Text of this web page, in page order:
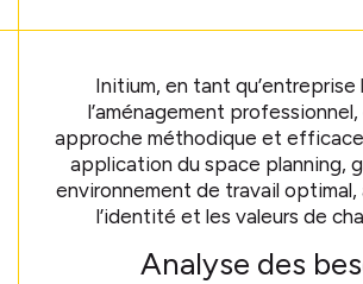
Initium, en tant qu’entreprise
l’aménagement
approche méthodique et efficace
application du space planning,
environnement de travail
l’identité et les valeurs de
Analyse des